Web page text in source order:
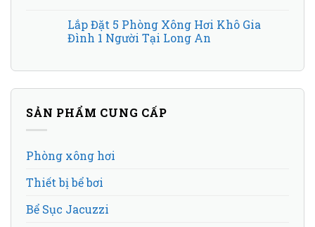
Lắp Đặt 5 Phòng Xông Hơi Khô Gia
Đình 1 Người Tại Long An
SẢN PHẨM CUNG CẤP
Phòng xông hơi
Thiết bị bể bơi
Bể Sục Jacuzzi